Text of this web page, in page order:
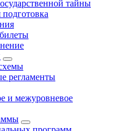
тайны
регламенты
и межуровневое